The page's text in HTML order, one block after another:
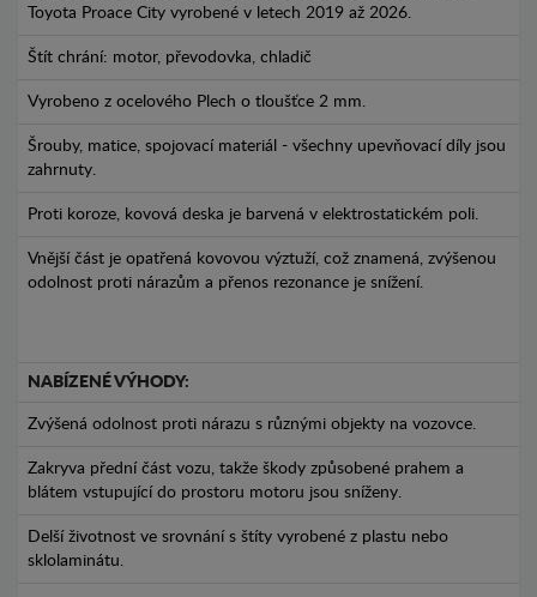
Toyota Proace City vyrobené v letech 2019 až 2026.
Štít chrání: motor, převodovka, chladič
Vyrobeno z ocelového Plech o tloušťce 2 mm.
Šrouby, matice, spojovací materiál - všechny upevňovací díly jsou
zahrnuty.
Proti koroze, kovová deska je barvená v elektrostatickém poli.
Vnější část je opatřená kovovou výztuží, což znamená, zvýšenou
odolnost proti nárazům a přenos rezonance je snížení.
NABÍZENÉ VÝHODY:
Zvýšená odolnost proti nárazu s různými objekty na vozovce.
Zakryva přední část vozu, takže škody způsobené prahem a
blátem vstupující do prostoru motoru jsou sníženy.
Delší životnost ve srovnání s štíty vyrobené z plastu nebo
sklolaminátu.